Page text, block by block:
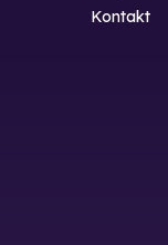
Kontakt